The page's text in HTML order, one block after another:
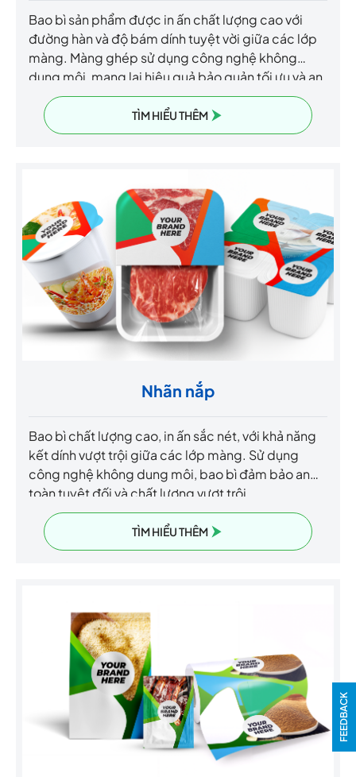
Bao bì sản phẩm được in ấn chất lượng cao với
đường hàn và độ bám dính tuyệt vời giữa các lớp
màng. Màng ghép sử dụng công nghệ không
dung môi, mang lại hiệu quả bảo quản tối ưu và an
toàn cho người sử dụng.
TÌM HIỂU THÊM
Nhãn nắp
Bao bì chất lượng cao, in ấn sắc nét, với khả năng
kết dính vượt trội giữa các lớp màng. Sử dụng
công nghệ không dung môi, bao bì đảm bảo an
toàn tuyệt đối và chất lượng vượt trội.
TÌM HIỂU THÊM
FEEDBACK